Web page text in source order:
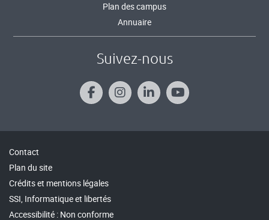
Plan des campus
Annuaire
Suivez-nous
Contact
Plan du site
Crédits et mentions légales
SSI, Informatique et libertés
Accessibilité : Non conforme